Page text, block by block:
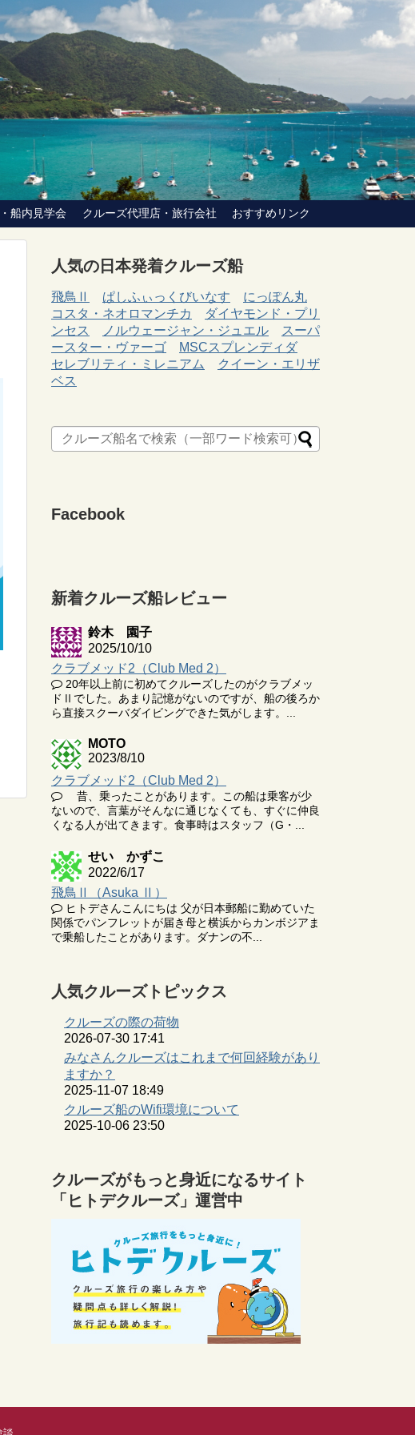
船内見学会 クルーズ代理店・旅行会社 おすすめリンク
人気の日本発着クルーズ船
飛鳥Ⅱ ぱしふぃっくびいなす
にっぽん丸
コスタ・ネオロマンチカ
ダイヤモンド・プリ
ンセス
ノルウェージャン・ジュエル
スーパ
ースター・ヴァーゴ
MSCスプレンディダ
セレブリティ・ミレニアム
クイーン・エリザ
ベス
Facebook
新着クルーズ船レビュー
鈴木 園子
2025/10/10
クラブメッド2（Club Med 2）
20年以上前に初めてクルーズしたのがクラブメッ
ドⅡでした。あまり記憶がないのですが、船の後ろか
ら直接スクーバダイビングできた気がします。...
MOTO
2023/8/10
クラブメッド2（Club Med 2）
昔、乗ったことがあります。この船は乗客が少
ないので、言葉がそんなに通じなくても、すぐに仲良
くなる人が出てきます。食事時はスタッフ（G・...
せい かずこ
2022/6/17
飛鳥Ⅱ（Asuka Ⅱ）
ヒトデさんこんにちは 父が日本郵船に勤めていた
関係でパンフレットが届き母と横浜からカンボジアま
で乗船したことがあります。ダナンの不...
人気クルーズトピックス
クルーズの際の荷物
2026-07-30 17:41
みなさんクルーズはこれまで何回経験があり
ますか？
2025-11-07 18:49
クルーズ船のWifi環境について
2025-10-06 23:50
クルーズがもっと身近になるサイト
「ヒトデクルーズ」運営中